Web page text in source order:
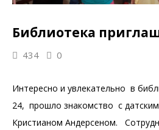
Библиотека
434 0
Интересно и увлекательно в
24, прошло знакомство с
Кристианом Андерсеном.